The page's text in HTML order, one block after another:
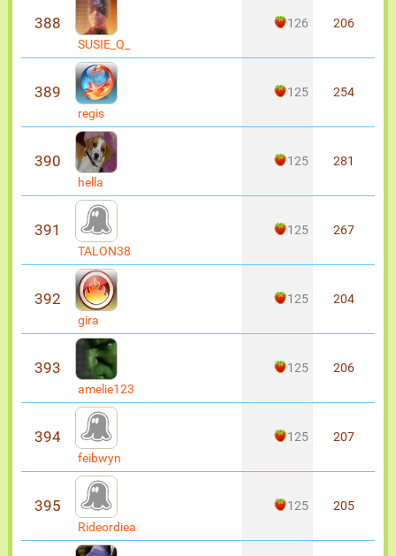
388
SUSIE_Q_
126 206
389
regis
125 254
390
hella
125 281
391
TALON38
125 267
392
gira
125 204
393
amelie123
125 206
394
feibwyn
125 207
395
Rideordiea
125 205